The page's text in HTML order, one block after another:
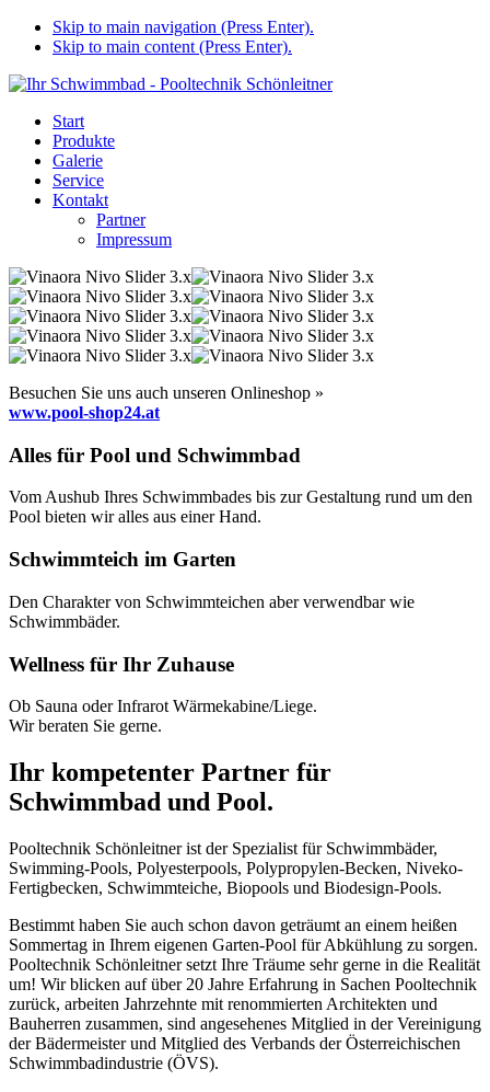
Skip to main navigation (Press Enter).
Skip to main content (Press Enter).
Start
Produkte
Galerie
Service
Kontakt
Partner
Impressum
Besuchen Sie uns auch unseren Onlineshop »
www.pool-shop24.at
Alles für Pool und Schwimmbad
Vom Aushub Ihres Schwimmbades bis zur Gestaltung rund um den
Pool bieten wir alles aus einer Hand.
Schwimmteich im Garten
Den Charakter von Schwimmteichen aber verwendbar wie
Schwimmbäder.
Wellness für Ihr Zuhause
Ob Sauna oder Infrarot Wärmekabine/Liege.
Wir beraten Sie gerne.
Ihr kompetenter Partner für
Schwimmbad und Pool.
Pooltechnik Schönleitner ist der Spezialist für Schwimmbäder,
Swimming-Pools, Polyesterpools, Polypropylen-Becken, Niveko-
Fertigbecken, Schwimmteiche, Biopools und Biodesign-Pools.
Bestimmt haben Sie auch schon davon geträumt an einem heißen
Sommertag in Ihrem eigenen Garten-Pool für Abkühlung zu sorgen.
Pooltechnik Schönleitner setzt Ihre Träume sehr gerne in die Realität
um! Wir blicken auf über 20 Jahre Erfahrung in Sachen Pooltechnik
zurück, arbeiten Jahrzehnte mit renommierten Architekten und
Bauherren zusammen, sind angesehenes Mitglied in der Vereinigung
der Bädermeister und Mitglied des Verbands der Österreichischen
Schwimmbadindustrie (ÖVS).